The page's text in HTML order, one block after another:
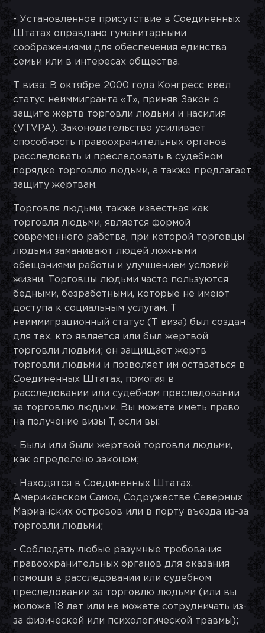
- Установленное присутствие в Соединенных
Штатах оправдано гуманитарными
соображениями для обеспечения единства
семьи или в интересах общества.
Т виза: В октябре 2000 года Конгресс ввел
статус неиммигранта «Т», приняв Закон о
защите жертв торговли людьми и насилия
(VTVPA). Законодательство усиливает
способность правоохранительных органов
расследовать и преследовать в судебном
порядке торговлю людьми, а также предлагает
защиту жертвам.
Торговля людьми, также известная как
торговля людьми, является формой
современного рабства, при которой торговцы
людьми заманивают людей ложными
обещаниями работы и улучшением условий
жизни. Торговцы людьми часто пользуются
бедными, безработными, которые не имеют
доступа к социальным услугам. T
неиммиграционный статус (T виза) был создан
для тех, кто является или был жертвой
торговли людьми; он защищает жертв
торговли людьми и позволяет им оставаться в
Соединенных Штатах, помогая в
расследовании или судебном преследовании
за торговлю людьми. Вы можете иметь право
на получение визы T, если вы:
- Были или были жертвой торговли людьми,
как определено законом;
- Находятся в Соединенных Штатах,
Американском Самоа, Содружестве Северных
Марианских островов или в порту въезда из-за
торговли людьми;
- Соблюдать любые разумные требования
правоохранительных органов для оказания
помощи в расследовании или судебном
преследовании за торговлю людьми (или вы
моложе 18 лет или не можете сотрудничать из-
за физической или психологической травмы);